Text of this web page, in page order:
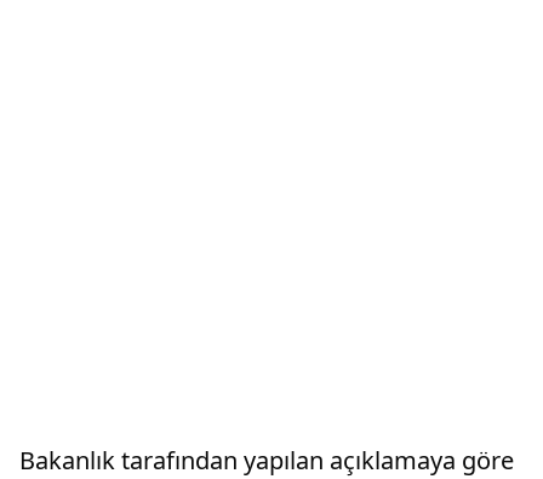
Bakanlık tarafından yapılan açıklamaya göre